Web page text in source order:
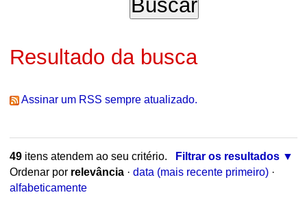
Resultado da busca
Assinar um RSS sempre atualizado.
49itens atendem ao seu critério.
Filtrar os resultados
Ordenar por relevância · data (mais recente primeiro) ·
alfabeticamente